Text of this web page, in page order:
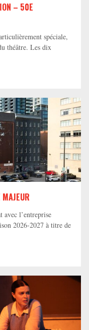
– 50E
spéciale,
théâtre. Les dix
avec l’entreprise
2026-2027 à titre de